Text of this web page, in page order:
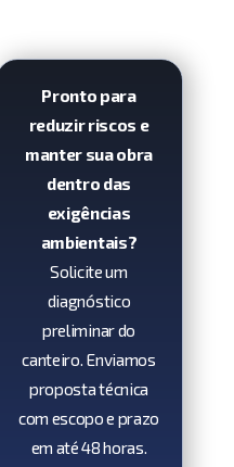
Pronto para
reduzir riscos e
manter sua obra
dentro das
exigências
ambientais?
Solicite um
diagnóstico
preliminar do
canteiro. Enviamos
proposta técnica
com escopo e prazo
em até 48 horas.